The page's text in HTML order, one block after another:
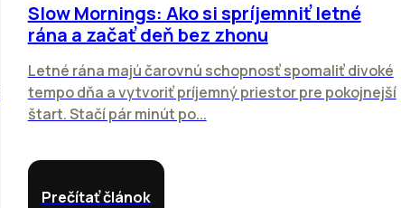
Slow Mornings: Ako si spríjemniť letné
rána a začať deň bez zhonu
Letné rána majú čarovnú schopnosť spomaliť divoké
tempo dňa a vytvoriť príjemný priestor pre pokojnejší
štart. Stačí pár minút po...
Prečítať článok